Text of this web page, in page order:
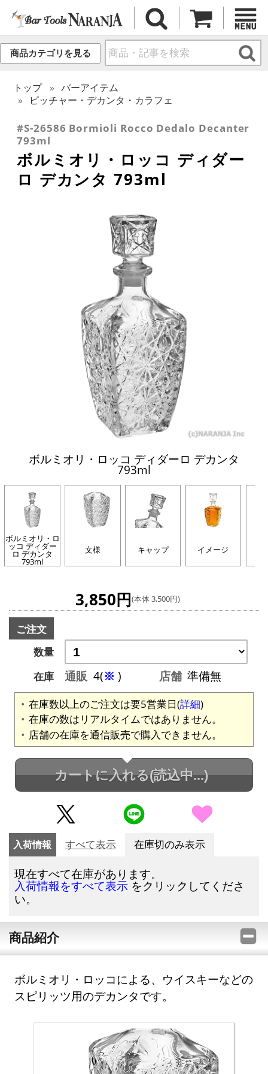
商品カテゴリを見る
トップ
バーアイテム
ピッチャー・デカンタ・カラフェ
#S-26586 Bormioli Rocco Dedalo Decanter
793ml
ボルミオリ・ロッコ ディダー
ロ デカンタ 793ml
ボルミオリ・ロッコ ディダーロ デカンタ
793ml
ボルミオリ・ロ
ッコ ディダー
ロ デカンタ
793ml
文様 キャップ イメージ
3,850円(本体 3,500円)
ご注文
数量
在庫
通販 4(※ ) 店舗 準備無
在庫数以上のご注文は要5営業日(詳細)
在庫の数はリアルタイムではありません。
店舗の在庫を通信販売で購入できません。
カートに入れる(読込中...)
入荷情報 すべて表示 在庫切のみ表示
現在すべて在庫があります。
入荷情報をすべて表示 をクリックしてくださ
い。
商品紹介
ボルミオリ・ロッコによる、ウイスキーなどの
スピリッツ用のデカンタです。